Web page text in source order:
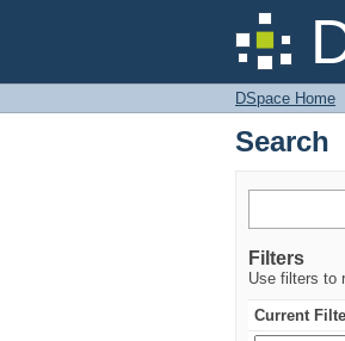
Search
DSpace Home
Search
Filters
Use filters to
Current